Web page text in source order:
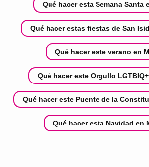
Qué hacer esta Semana Santa
Qué hacer estas fiestas de San
Qué hacer este verano en
Qué hacer este Orgullo
Qué hacer este Puente de la
Qué hacer esta Navidad en